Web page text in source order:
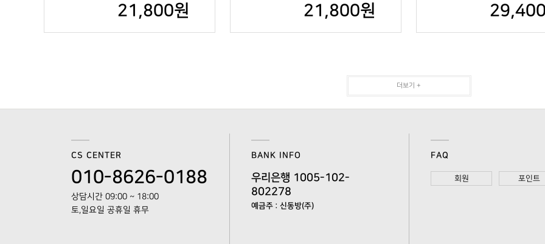
21,800원 21,800원
더보기 +
CS CENTER
010-8626-0188
상담시간 09:00 ~ 18:00
토,일요일 공휴일 휴무
BANK INFO
우리은행 1005-102-
802278
예금주 : 신동방(주)
FAQ
회원 포인트